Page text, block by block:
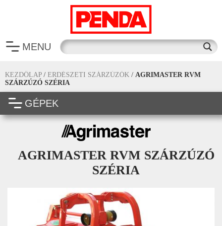
MENU
KEZDŐLAP / ERDÉSZETI SZÁRZÚZÓK / AGRIMASTER RVM
SZÁRZÚZÓ SZÉRIA
GÉPEK
AGRIMASTER RVM SZÁRZÚZÓ
SZÉRIA